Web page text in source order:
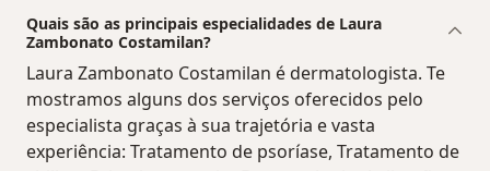
Quais são as principais especialidades de Laura
Zambonato Costamilan?
Laura Zambonato Costamilan é dermatologista. Te
mostramos alguns dos serviços oferecidos pelo
especialista graças à sua trajetória e vasta
experiência: Tratamento de psoríase, Tratamento de